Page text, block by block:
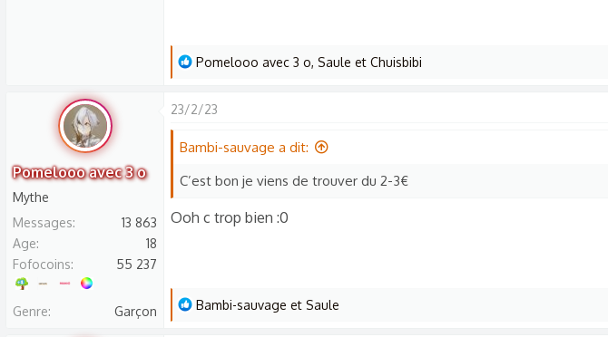
L
s
é
c
i
:
Pomelooo avec 3 o, Saule et Chuisbibi
Pomelooo avec 3 o
Mythe
Messages
13 863
Age
18
Fofocoins
55 237
Genre Garçon
23/2/23
Bambi-sauvage a dit:
C’est bon je viens de trouver du 2-3€
Ooh c trop bien :0
L
Bambi-sauvage et Saule